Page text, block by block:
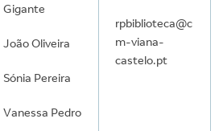
Gigante
João Oliveira
Sónia Pereira
Vanessa Pedro
rpbiblioteca@c
m-viana-
castelo.pt